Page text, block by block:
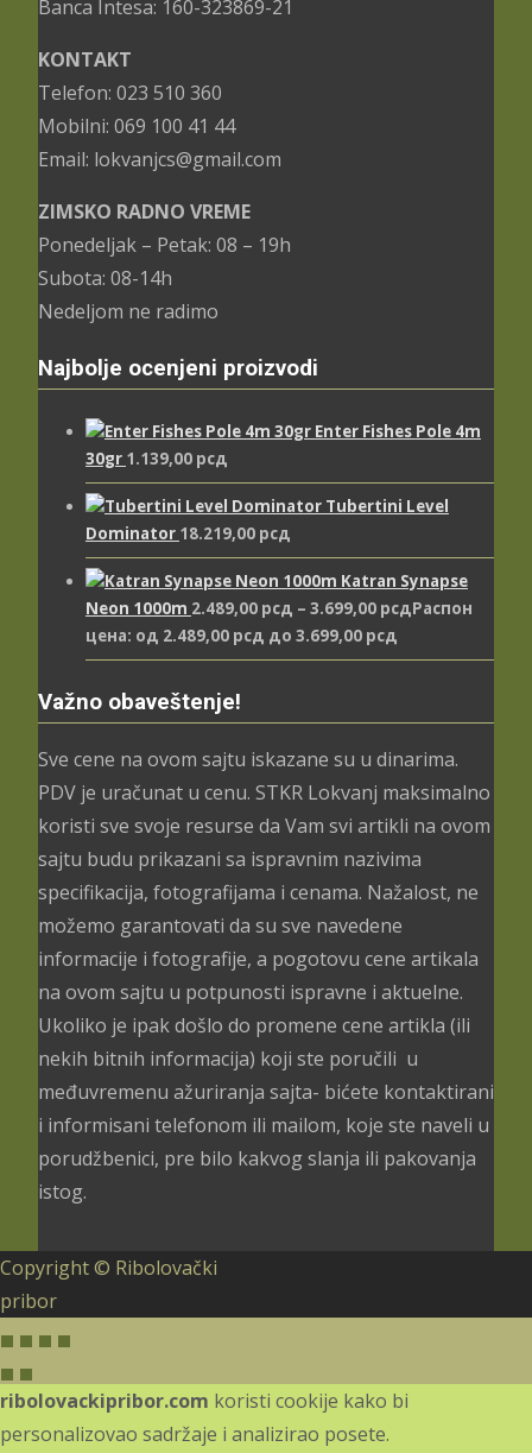
Banca Intesa: 160-323869-21
KONTAKT
Telefon: 023 510 360
Mobilni: 069 100 41 44
Email: lokvanjcs@gmail.com
ZIMSKO RADNO VREME
Ponedeljak – Petak: 08 – 19h
Subota: 08-14h
Nedeljom ne radimo
Najbolje ocenjeni proizvodi
Enter Fishes Pole 4m
30gr 1.139,00 рсд
Tubertini Level
Dominator 18.219,00 рсд
Katran Synapse
Neon 1000m 2.489,00 рсд – 3.699,00 рсдРаспон
цена: од 2.489,00 рсд до 3.699,00 рсд
Važno obaveštenje!
Sve cene na ovom sajtu iskazane su u dinarima.
PDV je uračunat u cenu. STKR Lokvanj maksimalno
koristi sve svoje resurse da Vam svi artikli na ovom
sajtu budu prikazani sa ispravnim nazivima
specifikacija, fotografijama i cenama. Nažalost, ne
možemo garantovati da su sve navedene
informacije i fotografije, a pogotovu cene artikala
na ovom sajtu u potpunosti ispravne i aktuelne.
Ukoliko je ipak došlo do promene cene artikla (ili
nekih bitnih informacija) koji ste poručili u
međuvremenu ažuriranja sajta- bićete kontaktirani
i informisani telefonom ili mailom, koje ste naveli u
porudžbenici, pre bilo kakvog slanja ili pakovanja
istog.
Copyright © Ribolovački
pribor
ribolovackipribor.com koristi cookije kako bi
personalizovao sadržaje i analizirao posete.